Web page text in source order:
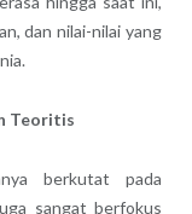
dan nilai-nilai yang
Teoritis
berkutat pada
sangat berfokus